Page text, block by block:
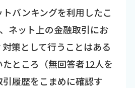
バンキングを利用したこ
ネット上の金融取引にお
策として行うことはある
ところ（無回答者12人を
履歴をこまめに確認す